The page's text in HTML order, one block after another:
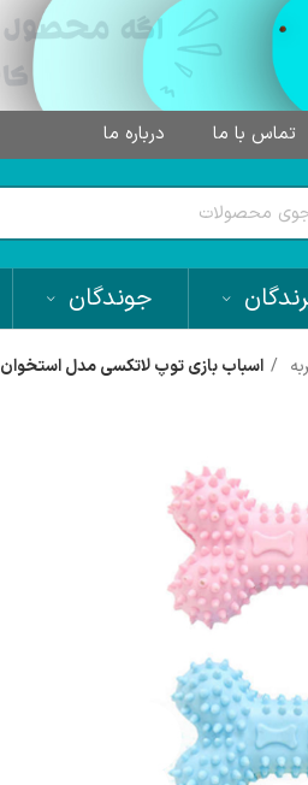
تماس با ما درباره ما
جوندگان
اسباب بازی توپ لاتکسی مدل استخوان 11×2.5 سانتی متر DPS